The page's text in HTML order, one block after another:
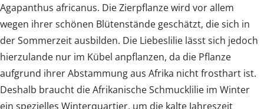
Agapanthus africanus. Die Zierpflanze wird vor allem
wegen ihrer schönen Blütenstände geschätzt, die sich in
der Sommerzeit ausbilden. Die Liebeslilie lässt sich jedoch
hierzulande nur im Kübel anpflanzen, da die Pflanze
aufgrund ihrer Abstammung aus Afrika nicht frosthart ist.
Deshalb braucht die Afrikanische Schmucklilie im Winter
ein spezielles Winterquartier, um die kalte Jahreszeit